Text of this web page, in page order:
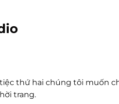
thứ hai chúng tôi muốn
trang.